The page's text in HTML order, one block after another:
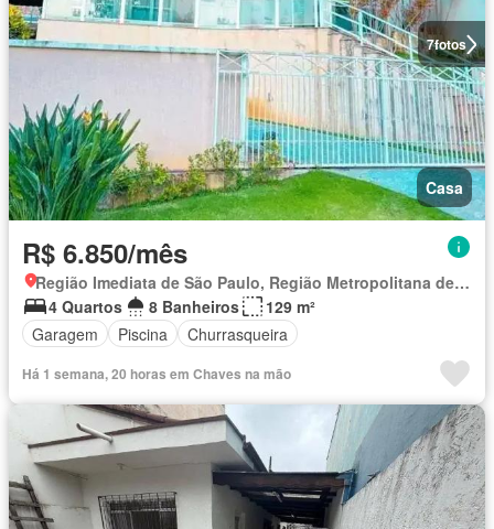
7fotos
Casa
R$ 6.850/mês
Região Imediata de São Paulo, Região Metropolitana de São Paulo
4 Quartos
8 Banheiros
129 m²
Garagem
Piscina Churrasqueira
Há 1 semana, 20 horas em Chaves na mão